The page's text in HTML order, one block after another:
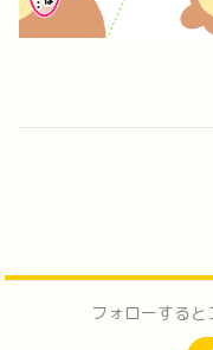
フォローすると